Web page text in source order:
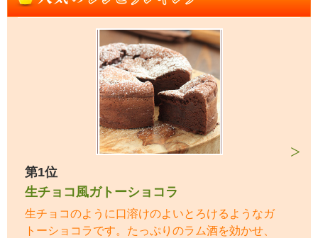
第1位
生チョコ風ガトーショコラ
生チョコのように口溶けのよいとろけるようなガ
トーショコラです。たっぷりのラム酒を効かせ、